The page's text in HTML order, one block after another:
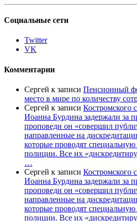
Социальные сети
Twitter
VK
Комментарии
Сергей к записи Пенсионный
место в мире по количеству
Сергей к записи Костромского
Иоанна Бурдина задержали за
проповеди он «совершил
направленные на
которые проводят
полиции. Все их
…
Сергей к записи Костромского
Иоанна Бурдина задержали за
проповеди он «совершил
направленные на
которые проводят
полиции. Все их